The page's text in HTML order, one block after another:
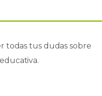
todas tus dudas sobre